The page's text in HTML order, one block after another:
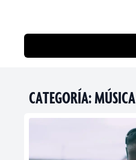
CATEGORÍA:MÚSICA